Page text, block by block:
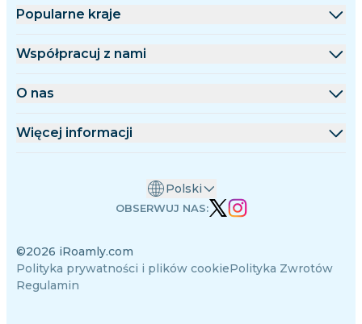
Popularne kraje
Stany Zjednoczone
Francja
Indie
Hiszpania
Współpracuj z nami
Platforma hurtowa
Dokumentacja API
O nas
O iRoamly
Więcej informacji
Zespół autorów
Obsługiwane urządzenia eSIM
©2026 iRoamly.com
Polityka prywatności i plików cookiePolityka Zwrotów
Regulamin
Polski
OBSERWUJ NAS: